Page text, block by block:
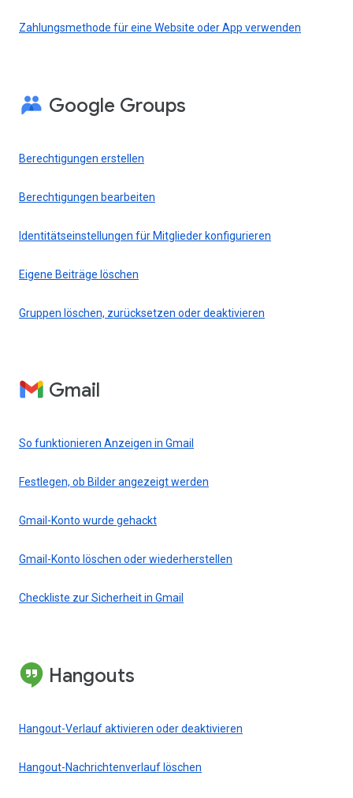
Zahlungsmethode für eine Website oder App verwenden
Google Groups
Berechtigungen erstellen
Berechtigungen bearbeiten
Identitätseinstellungen für Mitglieder konfigurieren
Eigene Beiträge löschen
Gruppen löschen, zurücksetzen oder deaktivieren
Gmail
So funktionieren Anzeigen in Gmail
Festlegen, ob Bilder angezeigt werden
Gmail-Konto wurde gehackt
Gmail-Konto löschen oder wiederherstellen
Checkliste zur Sicherheit in Gmail
Hangouts
Hangout-Verlauf aktivieren oder deaktivieren
Hangout-Nachrichtenverlauf löschen